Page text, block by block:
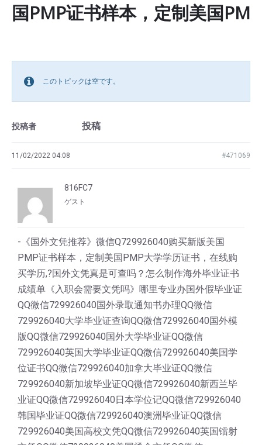
国PMP证书样本，定制美国PM
このトピックは空です。
投稿者 投稿
11/02/2022 04:08 #471069
816FC7
ゲスト
-《国外文凭推荐》微信Q729926040购买新版美国
PMP证书样本，定制美国PMP大学学历证书，在线购
买学历,?国外文凭真是可查吗？怎么制作海外毕业证书
成绩单《入职会需要文凭吗》哪里专业办国外假毕业证
QQ微信729926040国外录取通知书办理QQ微信
729926040大学毕业证查询QQ微信729926040国外模
版QQ微信729926040国外大学毕业证QQ微信
729926040英国大学毕业证QQ微信729926040美国学
位证书QQ微信729926040加拿大毕业证QQ微信
729926040新加坡毕业证QQ微信729926040新西兰毕
业证QQ微信729926040日本学位记QQ微信729926040
韩国毕业证QQ微信729926040澳洲毕业证QQ微信
729926040美国高校文凭QQ微信729926040英国镭射